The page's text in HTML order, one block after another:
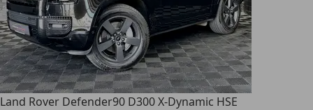
Land Rover Defender90 D300 X-Dynamic HSE